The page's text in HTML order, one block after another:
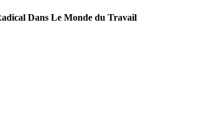
Dans Le Monde du Travail